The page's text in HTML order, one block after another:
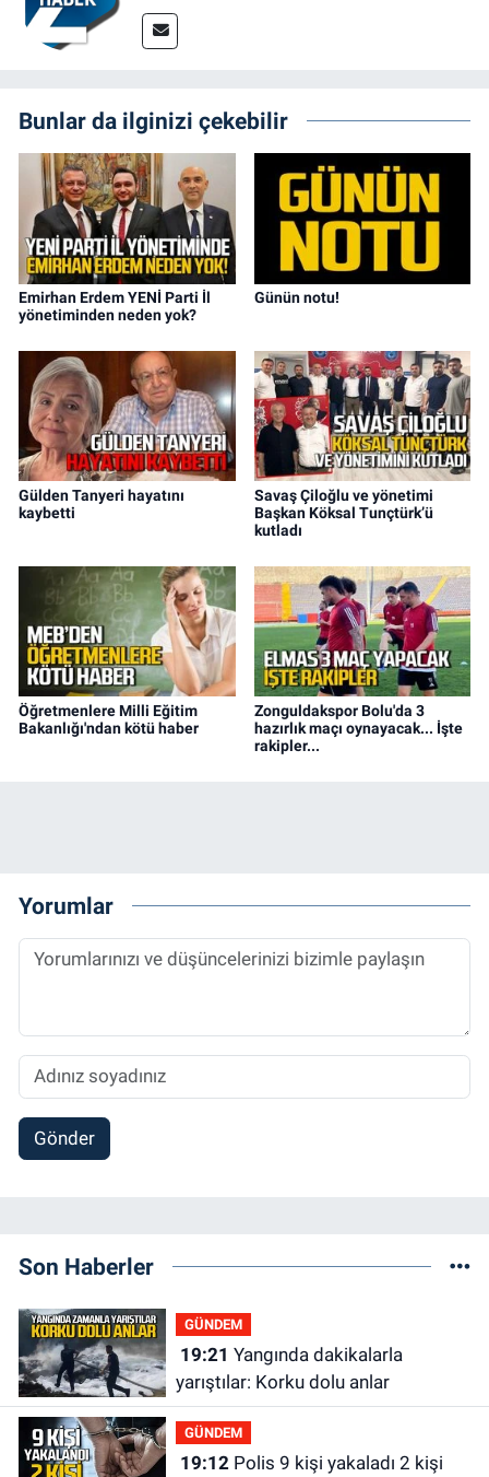
Bunlar da ilginizi çekebilir
Emirhan Erdem YENİ Parti İl
yönetiminden neden yok?
Günün notu!
Gülden Tanyeri hayatını
kaybetti
Savaş Çiloğlu ve yönetimi
Başkan Köksal Tunçtürk’ü
kutladı
Öğretmenlere Milli Eğitim
Bakanlığı'ndan kötü haber
Zonguldakspor Bolu'da 3
hazırlık maçı oynayacak... İşte
rakipler...
Yorumlar
Gönder
Son Haberler
GÜNDEM
19:21
yarıştılar: Korku dolu anlar
GÜNDEM
19:12Polis 9 kişi yakaladı 2 kişi